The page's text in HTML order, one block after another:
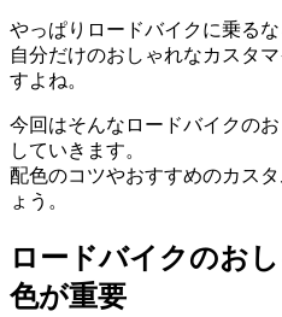
やっぱりロードバイクに乗る
自分だけのおしゃれなカスタ
すよね。
今回はそんなロードバイクの
していきます。
配色のコツやおすすめのカス
ょう。
ロードバイクのお
色が重要